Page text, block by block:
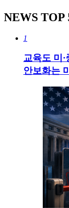
NEWS TOP
1
교육도 미
안보화는